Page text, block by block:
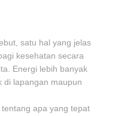
satu hal yang jelas
kesehatan secara
Energi lebih banyak
di lapangan maupun
apa yang tepat